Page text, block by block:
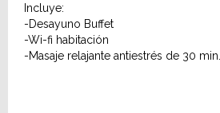
Incluye:
-Desayuno Buffet
-Wi-fi habitación
-Masaje relajante antiestrés de 30
-Circuito Spa de 90 min, previa